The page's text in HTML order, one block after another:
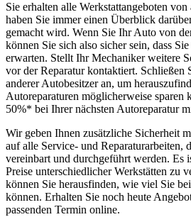
Sie erhalten alle Werkstattangeboten
haben Sie immer einen Überblick
gemacht wird. Wenn Sie Ihr Auto von
können Sie sich also sicher sein, dass
erwarten. Stellt Ihr Mechaniker weitere
vor der Reparatur kontaktiert. Schließen
anderer Autobesitzer an, um
Autoreparaturen möglicherweise sparen
50%* bei Ihrer nächsten Autoreparatur
Wir geben Ihnen zusätzliche Sicherheit
auf alle Service- und Reparaturarbeiten,
vereinbart und durchgeführt werden. Es
Preise unterschiedlicher Werkstätten zu
können Sie herausfinden, wie viel Sie
können. Erhalten Sie noch heute
passenden Termin online.